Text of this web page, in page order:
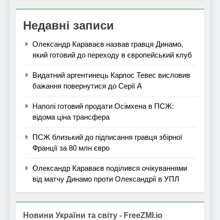
Недавні записи
Олександр Караваєв назвав гравця Динамо,
який готовий до переходу в європейський клуб
Видатний аргентинець Карлос Тевес висловив
бажання повернутися до Серії А
Наполі готовий продати Осімхена в ПСЖ:
відома ціна трансфера
ПСЖ близький до підписання гравця збірної
Франції за 80 млн євро
Олександр Караваєв поділився очікуваннями
від матчу Динамо проти Олександрії в УПЛ
Новини України та світу - FreeZMI.io